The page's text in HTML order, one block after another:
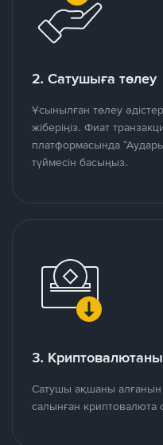
2. Сатушыға төлеу
Ұсынылған төлеу
жіберіңіз. Фиат
платформасында
түймесін басыңыз.
3.
Сатушы ақшаны алғанын
салынған криптовалюта